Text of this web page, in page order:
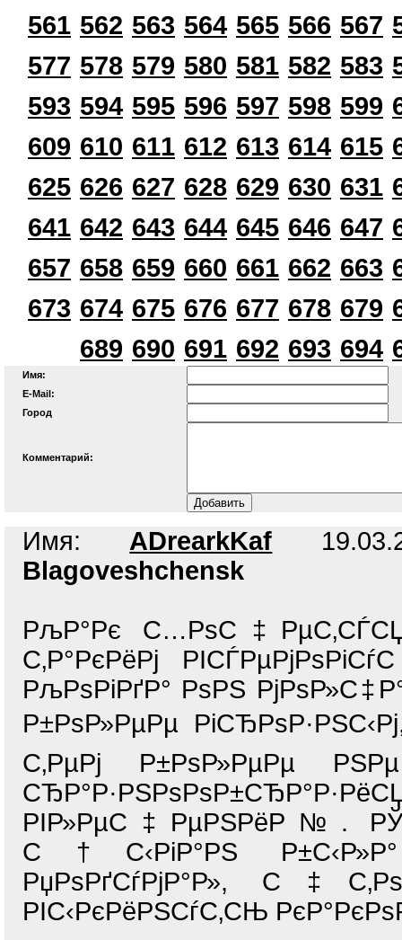
561 562 563 564 565 566 567
577 578 579 580 581 582 583
593 594 595 596 597 598 599
609 610 611 612 613 614 615
625 626 627 628 629 630 631
641 642 643 644 645 646 647
657 658 659 660 661 662 663
673 674 675 676 677 678 679
689 690 691 692 693 694
Имя:
E-Mail:
Город
Комментарий:
Имя: ADrearkKaf
Blagoveshchensk
РљР°Рє
С‚Р°РєРёРј
РљРѕРіРґР° РѕРЅ
Р±РѕР»РµРµ
С‚РµРј Р±РѕР»РµРµ
РІР»РµС‡РµРЅРёР№.
С†С‹РіР°РЅ
РџРѕРґСѓРјР°Р»,
РІС‹РєРёРЅСѓС‚СЊ